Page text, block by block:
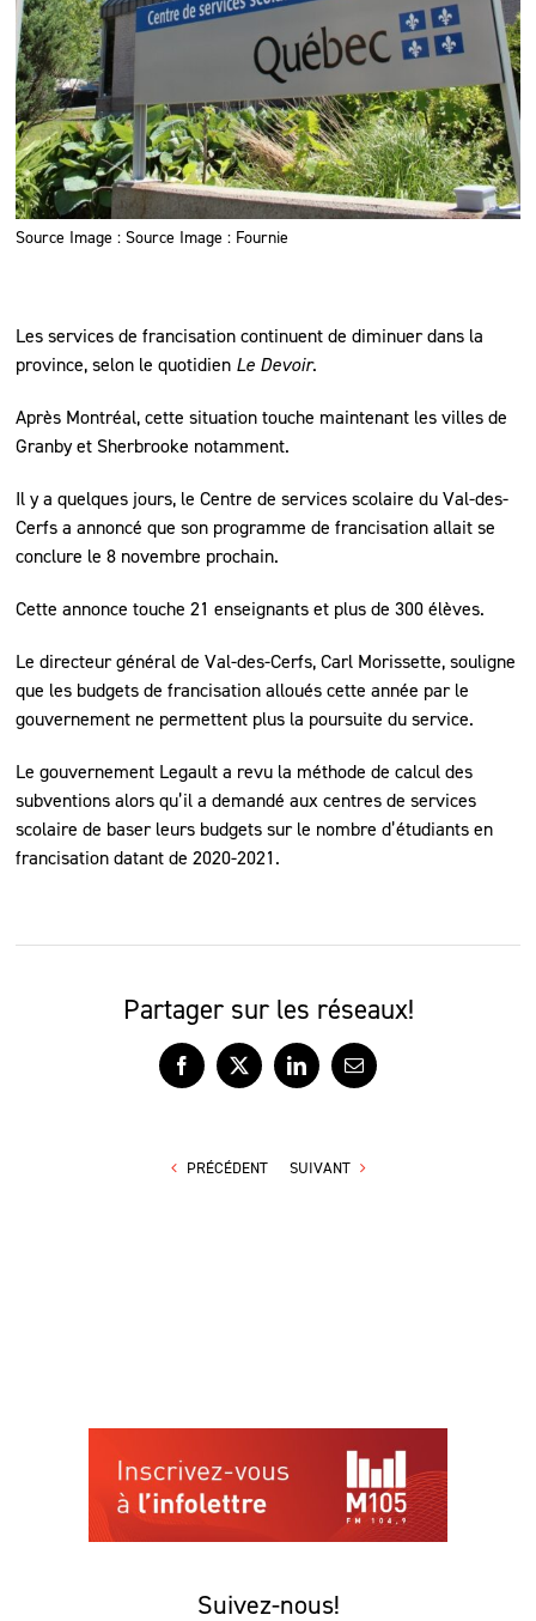
Source Image : Source Image : Fournie
Les services de francisation continuent de diminuer dans la
province, selon le quotidien Le Devoir.
Après Montréal, cette situation touche maintenant les villes de
Granby et Sherbrooke notamment.
Il y a quelques jours, le Centre de services scolaire du Val-des-
Cerfs a annoncé que son programme de francisation allait se
conclure le 8 novembre prochain.
Cette annonce touche 21 enseignants et plus de 300 élèves.
Le directeur général de Val-des-Cerfs, Carl Morissette, souligne
que les budgets de francisation alloués cette année par le
gouvernement ne permettent plus la poursuite du service.
Le gouvernement Legault a revu la méthode de calcul des
subventions alors qu’il a demandé aux centres de services
scolaire de baser leurs budgets sur le nombre d’étudiants en
francisation datant de 2020-2021.
Partager sur les réseaux!
Facebook
X LinkedInCourriel
PRÉCÉDENT SUIVANT
Suivez-nous!